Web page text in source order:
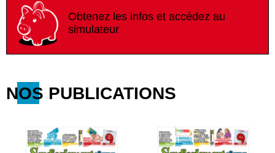
Obtenez les infos et accédez au
simulateur
NOS PUBLICATIONS